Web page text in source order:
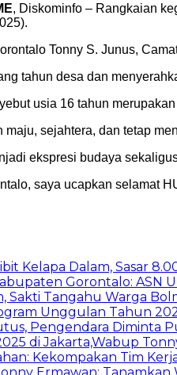
, Diskominfo – Rangkaian
Tonny S. Junus,
tahun desa dan
usia 16 tahun
sejahtera, dan tetap
ekspresi budaya
saya ucapkan selamat
Kelapa Dalam, Sasar
Gorontalo: ASN
Sakti Tangahu Warga
Unggulan Tahun
Pengendara Diminta
di Jakarta,Wabup
Kekompakan Tim
Ermawan: Tanamkan